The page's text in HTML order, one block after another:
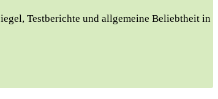
Testberichte und allgemeine Beliebtheit in